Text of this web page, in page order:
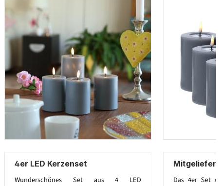
4er LED Kerzenset
Wunderschönes Set aus 4 LED
Das 4er Set